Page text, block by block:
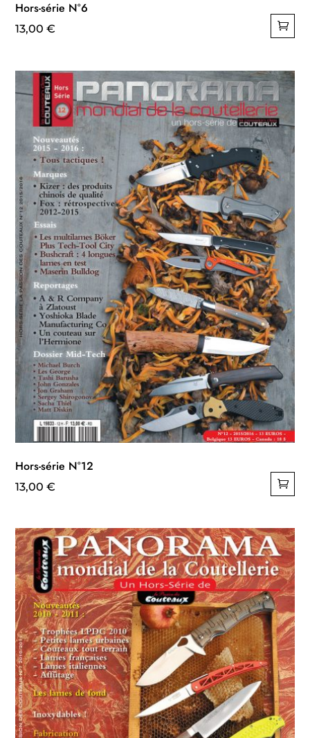
Hors-série N°6
13,00€
Hors-série N°12
13,00€